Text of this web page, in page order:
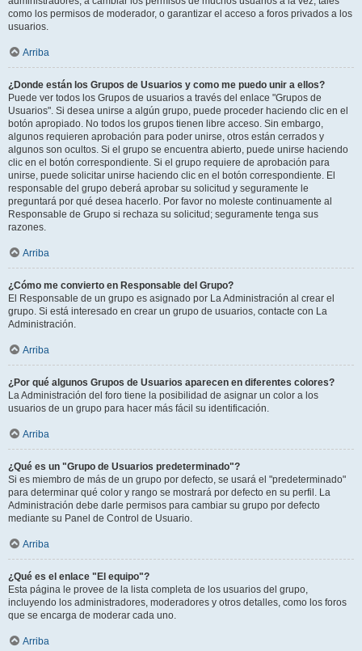
como los permisos de moderador, o garantizar el acceso a foros privados a los
usuarios.
Arriba
¿Donde están los Grupos de Usuarios y como me puedo unir a ellos?
Puede ver todos los Grupos de usuarios a través del enlace "Grupos de
Usuarios". Si desea unirse a algún grupo, puede proceder haciendo clic en el
botón apropiado. No todos los grupos tienen libre acceso. Sin embargo,
algunos requieren aprobación para poder unirse, otros están cerrados y
algunos son ocultos. Si el grupo se encuentra abierto, puede unirse haciendo
clic en el botón correspondiente. Si el grupo requiere de aprobación para
unirse, puede solicitar unirse haciendo clic en el botón correspondiente. El
responsable del grupo deberá aprobar su solicitud y seguramente le
preguntará por qué desea hacerlo. Por favor no moleste continuamente al
Responsable de Grupo si rechaza su solicitud; seguramente tenga sus
razones.
Arriba
¿Cómo me convierto en Responsable del Grupo?
El Responsable de un grupo es asignado por La Administración al crear el
grupo. Si está interesado en crear un grupo de usuarios, contacte con La
Administración.
Arriba
¿Por qué algunos Grupos de Usuarios aparecen en diferentes colores?
La Administración del foro tiene la posibilidad de asignar un color a los
usuarios de un grupo para hacer más fácil su identificación.
Arriba
¿Qué es un "Grupo de Usuarios predeterminado"?
Si es miembro de más de un grupo por defecto, se usará el "predeterminado"
para determinar qué color y rango se mostrará por defecto en su perfil. La
Administración debe darle permisos para cambiar su grupo por defecto
mediante su Panel de Control de Usuario.
Arriba
¿Qué es el enlace "El equipo"?
Esta página le provee de la lista completa de los usuarios del grupo,
incluyendo los administradores, moderadores y otros detalles, como los foros
que se encarga de moderar cada uno.
Arriba